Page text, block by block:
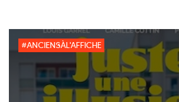
#ANCIENSÀL'AFFICHE